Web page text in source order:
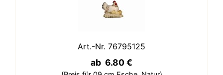
Art.-Nr. 76795125
ab 6.80 €